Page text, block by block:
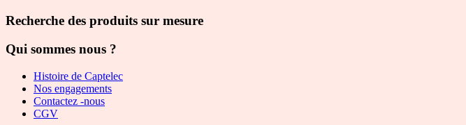
Recherche des produits sur mesure
Qui sommes nous ?
Histoire de Captelec
Nos engagements
Contactez -nous
CGV